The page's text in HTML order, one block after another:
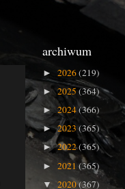
archiwum
► 2026(219)
►2025(364)
► 2024(366)
►2023(365)
►2022(365)
► 2021(365)
▼ 2020(367)